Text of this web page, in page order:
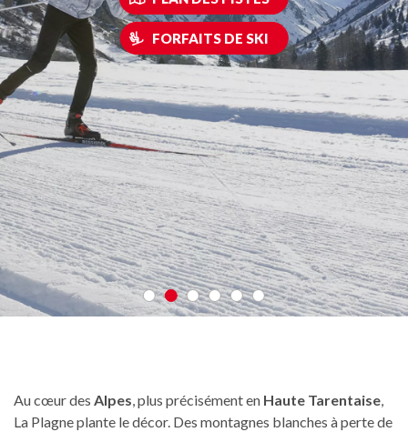
FORFAITS DE SKI
Au cœur des Alpes, plus précisément en Haute Tarentaise,
La Plagne plante le décor. Des montagnes blanches à perte de